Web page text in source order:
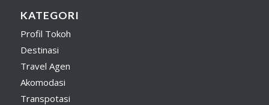
KATEGORI
Profil Tokoh
Destinasi
Travel Agen
Akomodasi
Transpotasi